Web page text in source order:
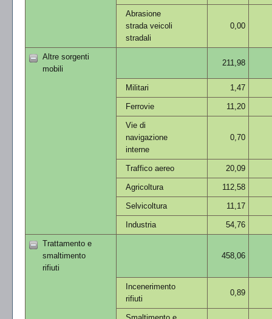
Abrasione
strada veicoli
stradali
0,00
Altre sorgenti
mobili
211,98
Militari 1,47
Ferrovie 11,20
Vie di
navigazione
interne
0,70
Traffico aereo 20,09
Agricoltura 112,58
Selvicoltura 11,17
Industria 54,76
Trattamento e
smaltimento
rifiuti
458,06
Incenerimento
rifiuti
0,89